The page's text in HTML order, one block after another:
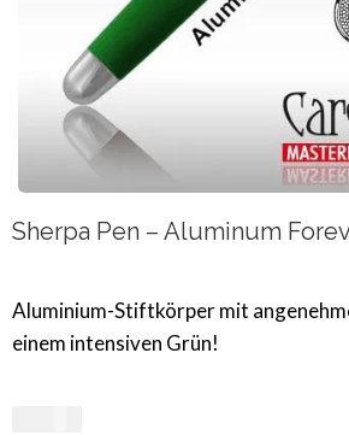
Sherpa Pen – Aluminum
Aluminium-Stiftkörper mit
einem intensiven Grün!